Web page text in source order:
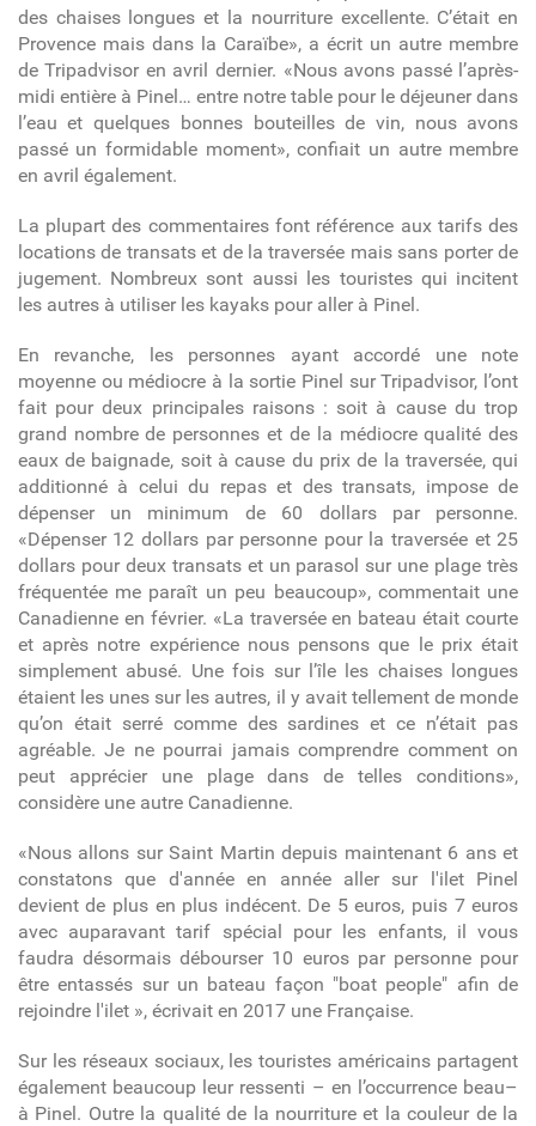
des chaises longues et la nourriture excellente. C’était en
Provence mais dans la Caraïbe», a écrit un autre membre
de Tripadvisor en avril dernier. «Nous avons passé l’après-
midi entière à Pinel… entre notre table pour le déjeuner dans
l’eau et quelques bonnes bouteilles de vin, nous avons
passé un formidable moment», confiait un autre membre
en avril également.
La plupart des commentaires font référence aux tarifs des
locations de transats et de la traversée mais sans porter de
jugement. Nombreux sont aussi les touristes qui incitent
les autres à utiliser les kayaks pour aller à Pinel.
En revanche, les personnes ayant accordé une note
moyenne ou médiocre à la sortie Pinel sur Tripadvisor, l’ont
fait pour deux principales raisons : soit à cause du trop
grand nombre de personnes et de la médiocre qualité des
eaux de baignade, soit à cause du prix de la traversée, qui
additionné à celui du repas et des transats, impose de
dépenser un minimum de 60 dollars par personne.
«Dépenser 12 dollars par personne pour la traversée et 25
dollars pour deux transats et un parasol sur une plage très
fréquentée me paraît un peu beaucoup», commentait une
Canadienne en février. «La traversée en bateau était courte
et après notre expérience nous pensons que le prix était
simplement abusé. Une fois sur l’île les chaises longues
étaient les unes sur les autres, il y avait tellement de monde
qu’on était serré comme des sardines et ce n’était pas
agréable. Je ne pourrai jamais comprendre comment on
peut apprécier une plage dans de telles conditions»,
considère une autre Canadienne.
«Nous allons sur Saint Martin depuis maintenant 6 ans et
constatons que d'année en année aller sur l'ilet Pinel
devient de plus en plus indécent. De 5 euros, puis 7 euros
avec auparavant tarif spécial pour les enfants, il vous
faudra désormais débourser 10 euros par personne pour
être entassés sur un bateau façon "boat people" afin de
rejoindre l'ilet », écrivait en 2017 une Française.
Sur les réseaux sociaux, les touristes américains partagent
également beaucoup leur ressenti – en l’occurrence beau–
à Pinel. Outre la qualité de la nourriture et la couleur de la